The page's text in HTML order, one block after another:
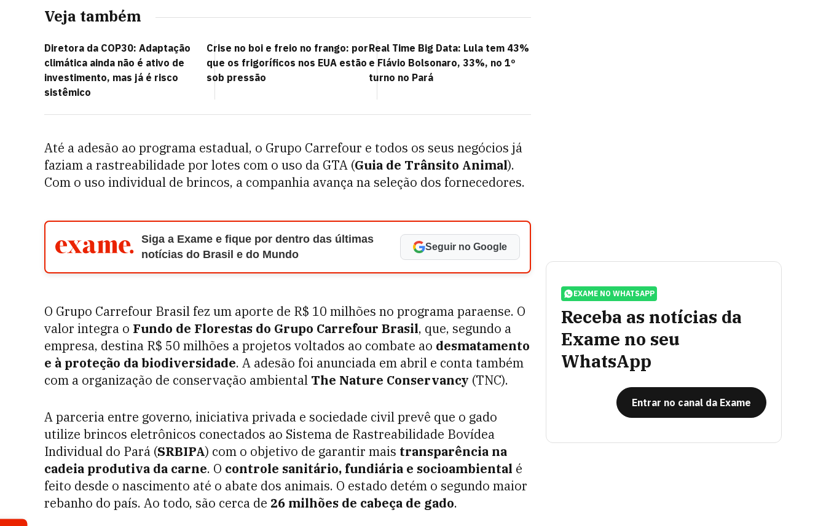
Veja também
Diretora da COP30: Adaptação
climática ainda não é ativo de
investimento, mas já é risco
sistêmico
Crise no boi e freio no frango: por
que os frigoríficos nos EUA estão
sob pressão
Real Time Big Data: Lula tem 43%
e Flávio Bolsonaro, 33%, no 1º
turno no Pará
Até a adesão ao programa estadual, o Grupo Carrefour e todos os seus negócios já
faziam a rastreabilidade por lotes com o uso da GTA (Guia de Trânsito Animal).
Com o uso individual de brincos, a companhia avança na seleção dos fornecedores.
Siga a Exame e fique por dentro das últimas
notícias do Brasil e do Mundo
Seguir no Google
O Grupo Carrefour Brasil fez um aporte de R$ 10 milhões no programa paraense. O
valor integra o Fundo de Florestas do Grupo Carrefour Brasil, que, segundo a
empresa, destina R$ 50 milhões a projetos voltados ao combate ao desmatamento
e à proteção da biodiversidade. A adesão foi anunciada em abril e conta também
com a organização de conservação ambiental The Nature Conservancy (TNC).
A parceria entre governo, iniciativa privada e sociedade civil prevê que o gado
utilize brincos eletrônicos conectados ao Sistema de Rastreabilidade Bovídea
Individual do Pará (SRBIPA) com o objetivo de garantir mais transparência na
cadeia produtiva da carne. O controle sanitário, fundiária e socioambiental é
feito desde o nascimento até o abate dos animais. O estado detém o segundo maior
rebanho do país. Ao todo, são cerca de 26 milhões de cabeça de gado.
EXAME NO WHATSAPP
Receba as notícias da
Exame no seu
WhatsApp
Entrar no canal da Exame